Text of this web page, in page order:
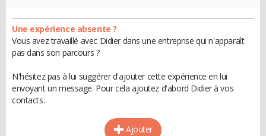
Une expérience absente ?
Vous avez travaillé avec Didier dans une entreprise qui n'apparaît
pas dans son parcours ?
N'hésitez pas à lui suggérer d'ajouter cette expérience en lui
envoyant un message. Pour cela ajoutez d'abord Didier à vos
contacts.
Ajouter